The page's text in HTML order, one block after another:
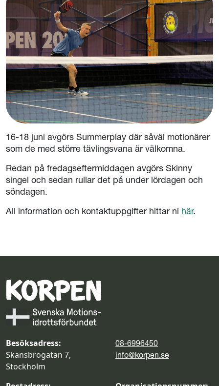
16-18 juni avgörs Summerplay där såväl motionärer
som de med större tävlingsvana är välkomna.
Redan på fredagseftermiddagen avgörs Skinny
singel och sedan rullar det på under lördagen och
söndagen.
All information och kontaktuppgifter hittar ni här.
Besöksadress:
Skansbrogatan 7,
Stockholm
08-6996450
info@korpen.se